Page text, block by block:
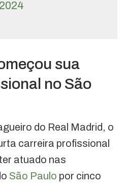
2024
sua
no São
do Real Madrid, o
carreira profissional
atuado nas
São Paulo por cinco